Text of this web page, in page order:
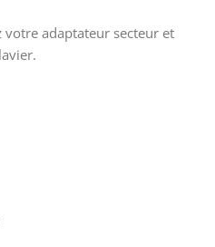
votre adaptateur secteur et